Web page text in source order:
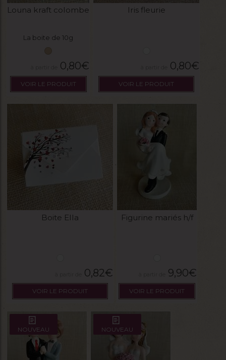
Louna kraft colombe
La boite de 10g
0,80€
VOIR LE PRODUIT
Iris fleurie
0,80€
VOIR LE PRODUIT
Boite Ella
0,82€
VOIR LE PRODUIT
Figurine mariés h/f
9,90€
VOIR LE PRODUIT
NOUVEAU NOUVEAU